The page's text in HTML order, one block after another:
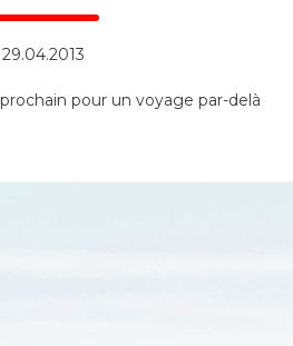
29.04.2013
pour un voyage par-delà